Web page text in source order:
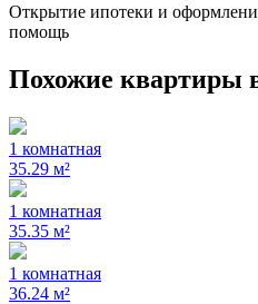
Открытие ипотеки и
помощь
Похожие квартиры
1 комнатная
35.29 м²
1 комнатная
35.35 м²
1 комнатная
36.24 м²